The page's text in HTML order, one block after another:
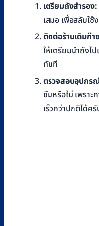
เตรียมถังสำรอง:
เสมอ เพื่อสลับใช้
ติดต่อร้านเติมก๊า
ให้เตรียมนำถังไป
ทันที
ตรวจสอบอุปกร
ซึมหรือไม่ เพราะ
เร็วกว่าปกติได้ครั